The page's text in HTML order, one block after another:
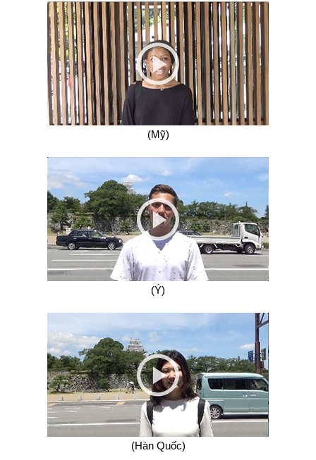
(Mỹ)
(Ý)
(Hàn Quốc)